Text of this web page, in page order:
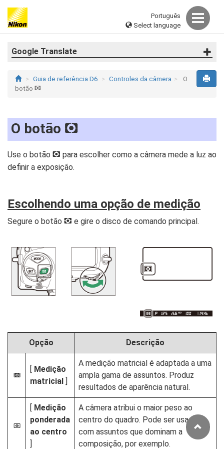
Português
Select language
Google Translate
Guia de referência D6 Controles da câmera
O
botão Y
O botão Y
Use o botão Y para escolher como a câmera mede a luz ao
definir a exposição.
Escolhendo uma opção de medição
Segure o botão Y e gire o disco de comando principal.
Opção Descrição
L
[ Medição
matricial ]
A medição matricial é adaptada a uma
ampla gama de assuntos. Produz
resultados de aparência natural.
M
[ Medição
ponderada
ao centro
]
A câmera atribui o maior peso ao
centro do quadro. Pode ser usado
com assuntos que dominam a
composição, por exemplo.